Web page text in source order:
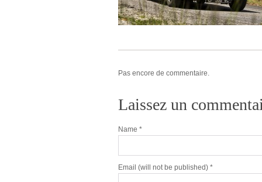
Pas encore de commentaire.
Laissez un
Name *
Email (will not be published) *